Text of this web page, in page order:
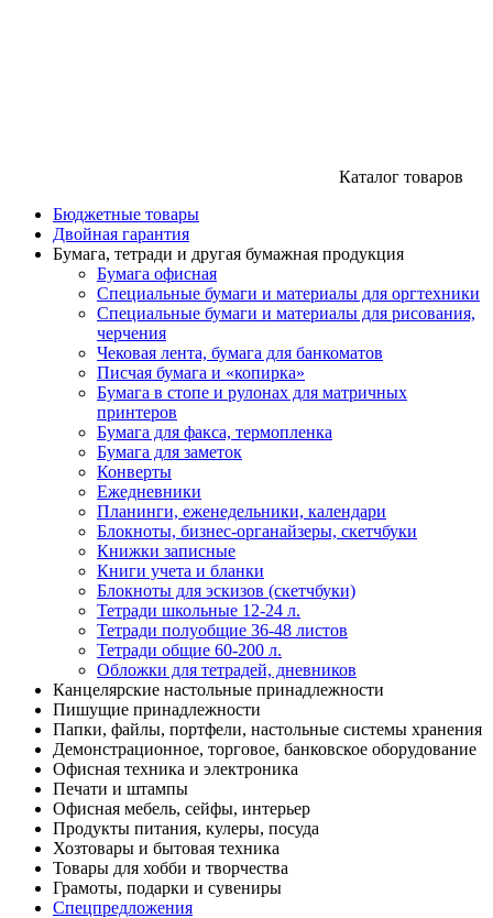
Каталог товаров
Бюджетные товары
Двойная гарантия
Бумага, тетради и другая бумажная продукция
Бумага офисная
Специальные бумаги и материалы для оргтехники
Специальные бумаги и материалы для рисования,
черчения
Чековая лента, бумага для банкоматов
Писчая бумага и «копирка»
Бумага в стопе и рулонах для матричных
принтеров
Бумага для факса, термопленка
Бумага для заметок
Конверты
Ежедневники
Планинги, еженедельники, календари
Блокноты, бизнес-органайзеры, скетчбуки
Книжки записные
Книги учета и бланки
Блокноты для эскизов (скетчбуки)
Тетради школьные 12-24 л.
Тетради полуобщие 36-48 листов
Тетради общие 60-200 л.
Обложки для тетрадей, дневников
Канцелярские настольные принадлежности
Пишущие принадлежности
Папки, файлы, портфели, настольные системы хранения
Демонстрационное, торговое, банковское оборудование
Офисная техника и электроника
Печати и штампы
Офисная мебель, сейфы, интерьер
Продукты питания, кулеры, посуда
Хозтовары и бытовая техника
Товары для хобби и творчества
Грамоты, подарки и сувениры
Спецпредложения